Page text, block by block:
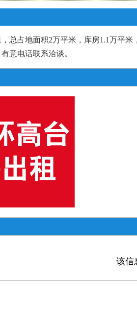
总占地面积2万平米，库房1.1万平
意电话联系洽谈。
该信